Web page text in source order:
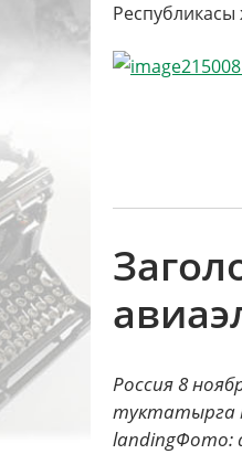
Республикасы
Россия 8
туктатырга
landingФото: